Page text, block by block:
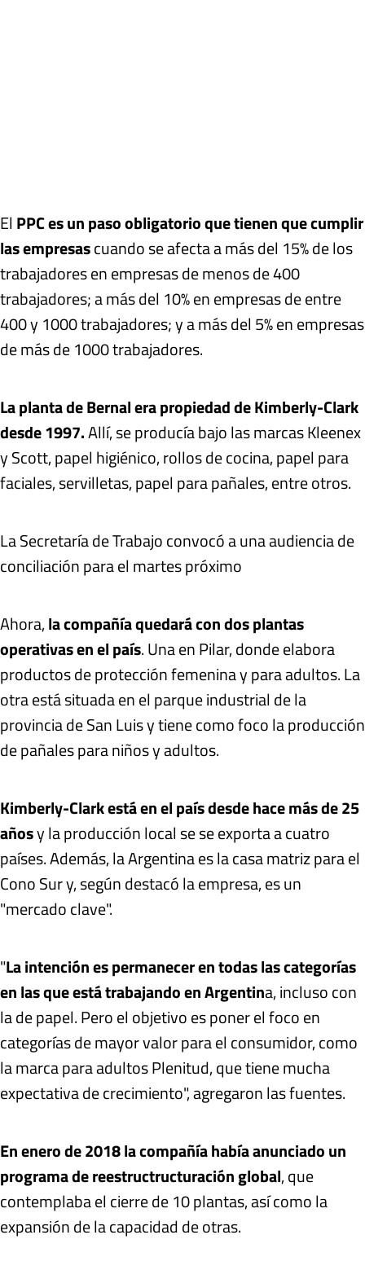
El PPC es un paso obligatorio que tienen que cumplir
las empresascuando se afecta a más del 15% de los
trabajadores en empresas de menos de 400
trabajadores; a más del 10% en empresas de entre
400 y 1000 trabajadores; y a más del 5% en empresas
de más de 1000 trabajadores.
La planta de Bernal era propiedad de Kimberly-Clark
desde 1997.Allí, se producía bajo las marcas Kleenex
y Scott, papel higiénico, rollos de cocina, papel para
faciales, servilletas, papel para pañales, entre otros.
La Secretaría de Trabajo convocó a una audiencia de
conciliación para el martes próximo
Ahora,la compañía quedará con dos plantas
operativas en el país. Una en Pilar, donde elabora
productos de protección femenina y para adultos. La
otra está situada en el parque industrial de la
provincia de San Luis y tiene como foco la producción
de pañales para niños y adultos.
Kimberly-Clark está en el país desde hace más de 25
añosy la producción local se se exporta a cuatro
países. Además, la Argentina es la casa matriz para el
Cono Sur y, según destacó la empresa, es un
"mercado clave".
"La intención es permanecer en todas las categorías
en las que está trabajando en Argentina, incluso con
la de papel. Pero el objetivo es poner el foco en
categorías de mayor valor para el consumidor, como
la marca para adultos Plenitud, que tiene mucha
expectativa de crecimiento", agregaron las fuentes.
En enero de 2018 la compañía había anunciado un
programa de reestructructuración global, que
contemplaba el cierre de 10 plantas, así como la
expansión de la capacidad de otras.